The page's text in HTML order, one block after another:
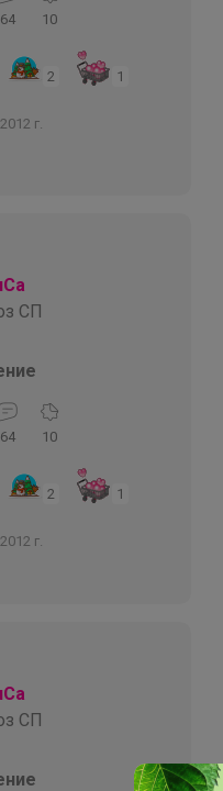
64 10
2 1
г.
СП
64 10
2 1
г.
СП